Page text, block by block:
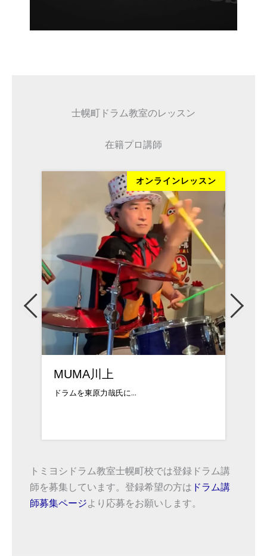
士幌町ドラム教室のレッスン
在籍プロ講師
オンラインレッスン
タナベケイタ
ドラム歴20年以上！...
トミヨシドラム教室士幌町校では登録ドラム講
師を募集しています。登録希望の方は ドラム講
師募集ページより応募をお願いします。